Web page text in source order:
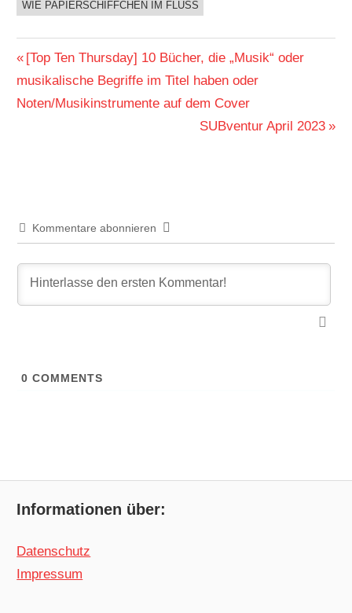
WIE PAPIERSCHIFFCHEN IM FLUSS
Beitragsnavigation
Vorheriger
Beitrag:
[Top Ten Thursday] 10 Bücher, die „Musik“ oder
musikalische Begriffe im Titel haben oder
Noten/Musikinstrumente auf dem Cover
Nächster
SUBventur April 2023
Kommentare abonnieren
0 COMMENTS
Informationen über:
Datenschutz
Impressum